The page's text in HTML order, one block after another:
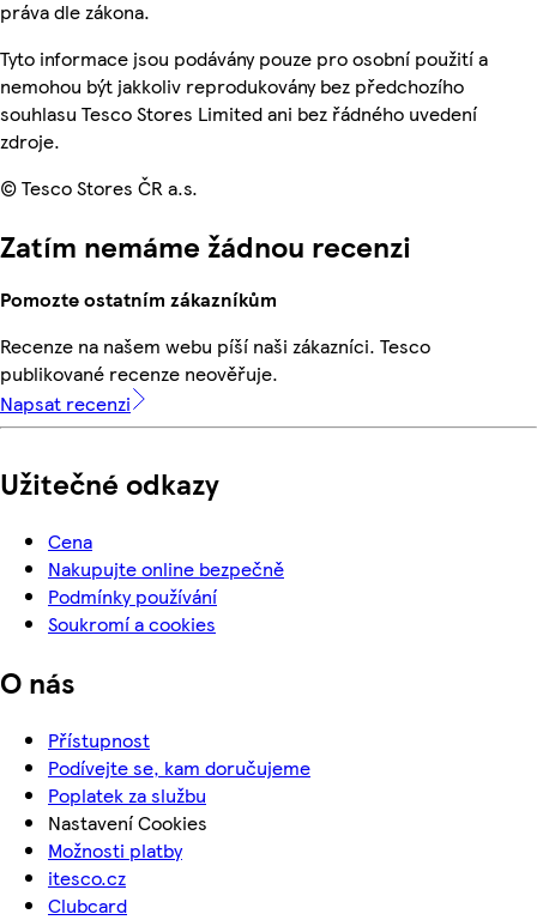
práva dle zákona.
Tyto informace jsou podávány pouze pro osobní použití a
nemohou být jakkoliv reprodukovány bez předchozího
souhlasu Tesco Stores Limited ani bez řádného uvedení
zdroje.
© Tesco Stores ČR a.s.
Zatím nemáme žádnou recenzi
Pomozte ostatním zákazníkům
Recenze na našem webu píší naši zákazníci. Tesco
publikované recenze neověřuje.
Napsat recenzi
Užitečné odkazy
Cena
Nakupujte online bezpečně
Podmínky používání
Soukromí a cookies
O nás
Přístupnost
Podívejte se, kam doručujeme
Poplatek za službu
Nastavení Cookies
Možnosti platby
itesco.cz
Clubcard